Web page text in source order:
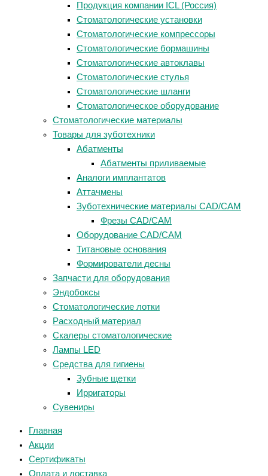
Продукция компании ICL (Россия)
Стоматологические установки
Стоматологические компрессоры
Стоматологические бормашины
Стоматологические автоклавы
Стоматологические стулья
Стоматологические шланги
Стоматологическое оборудование
Стоматологические материалы
Товары для зуботехники
Абатменты
Абатменты приливаемые
Аналоги имплантатов
Аттачмены
Зуботехнические материалы CAD/CAM
Фрезы CAD/CAM
Оборудование CAD/CAM
Титановые основания
Формирователи десны
Запчасти для оборудования
Эндобоксы
Стоматологические лотки
Расходный материал
Скалеры стоматологические
Лампы LED
Средства для гигиены
Зубные щетки
Ирригаторы
Сувениры
Главная
Акции
Сертификаты
Оплата и доставка